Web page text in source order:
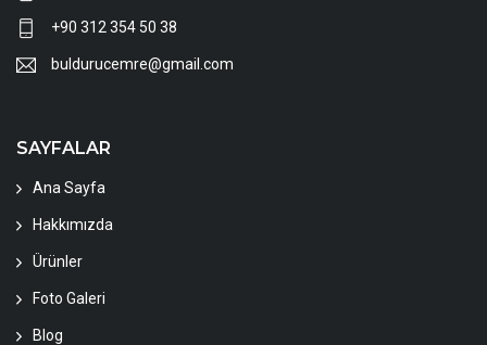
+90 312 354 50 38
buldurucemre@gmail.com
SAYFALAR
Ana Sayfa
Hakkımızda
Ürünler
Foto Galeri
Blog